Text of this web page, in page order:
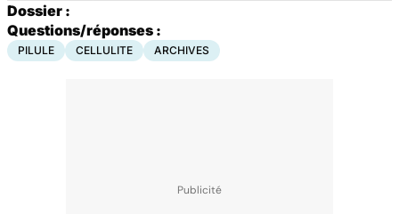
Dossier :
Questions/réponses :
PILULE CELLULITE ARCHIVES